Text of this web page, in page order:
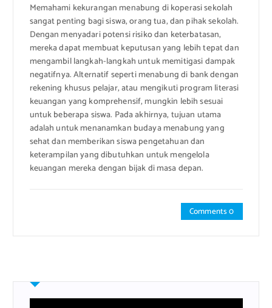
Memahami kekurangan menabung di koperasi sekolah
sangat penting bagi siswa, orang tua, dan pihak sekolah.
Dengan menyadari potensi risiko dan keterbatasan,
mereka dapat membuat keputusan yang lebih tepat dan
mengambil langkah-langkah untuk memitigasi dampak
negatifnya. Alternatif seperti menabung di bank dengan
rekening khusus pelajar, atau mengikuti program literasi
keuangan yang komprehensif, mungkin lebih sesuai
untuk beberapa siswa. Pada akhirnya, tujuan utama
adalah untuk menanamkan budaya menabung yang
sehat dan memberikan siswa pengetahuan dan
keterampilan yang dibutuhkan untuk mengelola
keuangan mereka dengan bijak di masa depan.
Comments 0